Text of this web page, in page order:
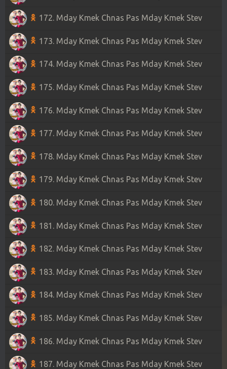
172. Mday Kmek Chnas Pas Mday Kmek Stev
173. Mday Kmek Chnas Pas Mday Kmek Stev
174. Mday Kmek Chnas Pas Mday Kmek Stev
175. Mday Kmek Chnas Pas Mday Kmek Stev
176. Mday Kmek Chnas Pas Mday Kmek Stev
177. Mday Kmek Chnas Pas Mday Kmek Stev
178. Mday Kmek Chnas Pas Mday Kmek Stev
179. Mday Kmek Chnas Pas Mday Kmek Stev
180. Mday Kmek Chnas Pas Mday Kmek Stev
181. Mday Kmek Chnas Pas Mday Kmek Stev
182. Mday Kmek Chnas Pas Mday Kmek Stev
183. Mday Kmek Chnas Pas Mday Kmek Stev
184. Mday Kmek Chnas Pas Mday Kmek Stev
185. Mday Kmek Chnas Pas Mday Kmek Stev
186. Mday Kmek Chnas Pas Mday Kmek Stev
187. Mday Kmek Chnas Pas Mday Kmek Stev